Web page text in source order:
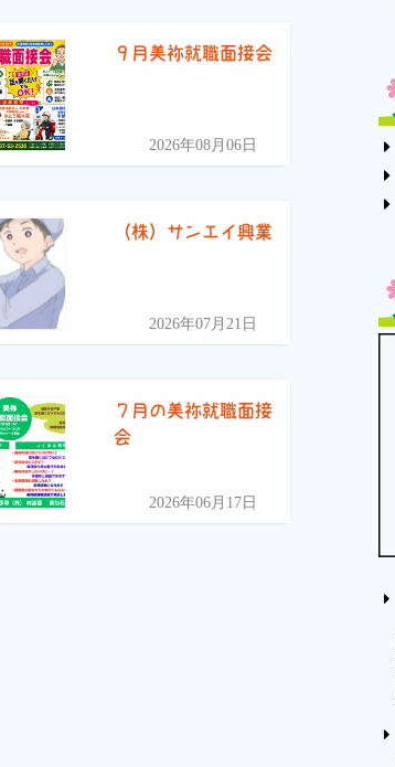
９月美祢就職面接会
2026年08月06日
（株）サンエイ興業
2026年07月21日
７月の美祢就職面接
会
2026年06月17日